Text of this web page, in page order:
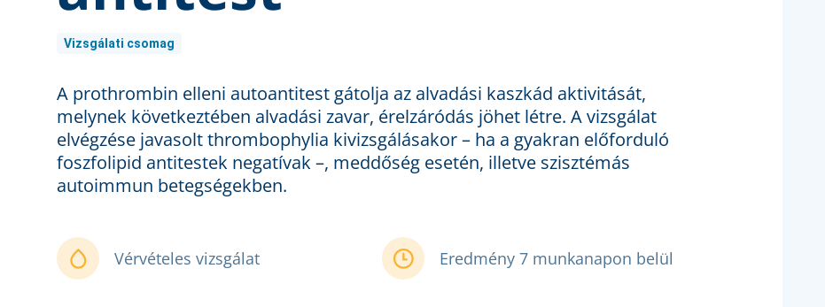
Vizsgálati csomag
A prothrombin elleni autoantitest gátolja az alvadási kaszkád aktivitását,
melynek következtében alvadási zavar, érelzáródás jöhet létre. A vizsgálat
elvégzése javasolt thrombophylia kivizsgálásakor – ha a gyakran előforduló
foszfolipid antitestek negatívak –, meddőség esetén, illetve szisztémás
autoimmun betegségekben.
Vérvételes vizsgálat Eredmény 7 munkanapon belül